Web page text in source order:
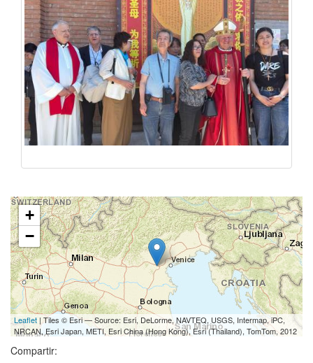
+
−
Leaflet | Tiles © Esri — Source: Esri, DeLorme, NAVTEQ, USGS, Intermap, iPC,
NRCAN, Esri Japan, METI, Esri China (Hong Kong), Esri (Thailand), TomTom, 2012
Compartir: